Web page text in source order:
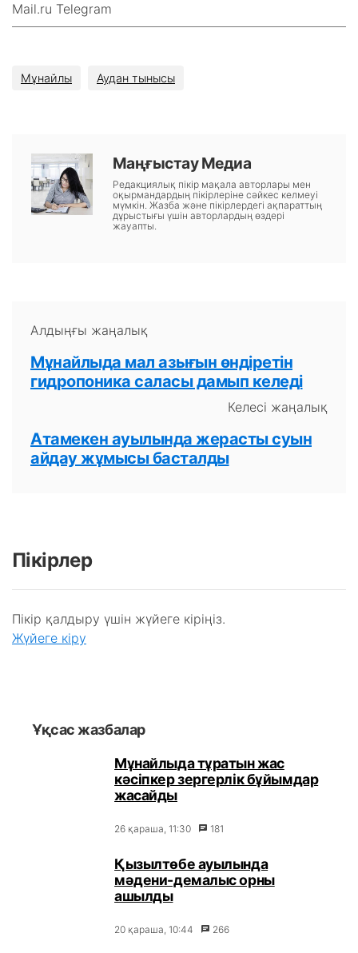
Mail.ru Telegram
Мұнайлы Аудан тынысы
Маңғыстау Медиа
Редакциялық пікір мақала авторлары мен
оқырмандардың пікірлеріне сәйкес келмеуі
мүмкін. Жазба және пікірлердегі ақпараттың
дұрыстығы үшін авторлардың өздері
жауапты.
Алдыңғы жаңалық
Мұнайлыда мал азығын өндіретін
гидропоника саласы дамып келеді
Келесі жаңалық
Атамекен ауылында жерасты суын
айдау жұмысы басталды
Пікірлер
Пікір қалдыру үшін жүйеге кіріңіз.
Жүйеге кіру
Ұқсас жазбалар
Мұнайлыда тұратын жас
кәсіпкер зергерлік бұйымдар
жасайды
26 қараша, 11:30 181
Қызылтөбе ауылында
мәдени-демалыс орны
ашылды
20 қараша, 10:44 266